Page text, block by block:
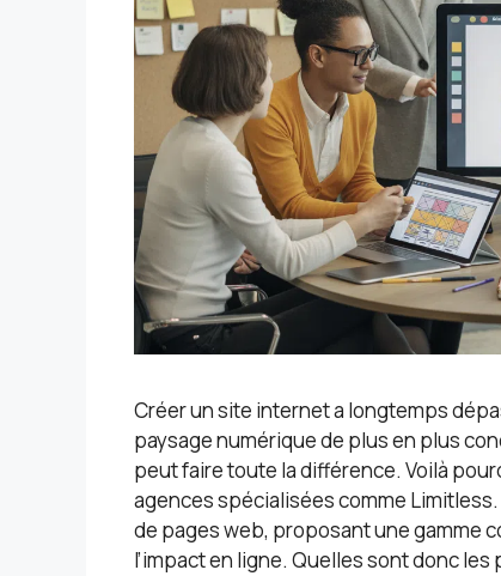
Créer un site internet a longtemps
paysage numérique de plus en plus
peut faire toute la différence. Voilà
agences spécialisées comme
de pages web, proposant une gamme
l’impact en ligne. Quelles sont donc